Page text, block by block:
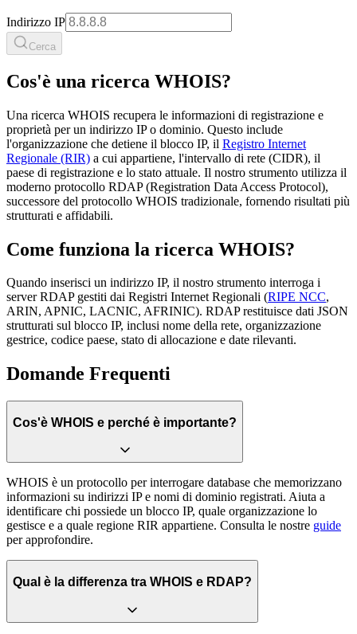
Indirizzo IP
Cerca
Cos'è una ricerca WHOIS?
Una ricerca WHOIS recupera le informazioni di registrazione e
proprietà per un indirizzo IP o dominio. Questo include
l'organizzazione che detiene il blocco IP, il Registro Internet
Regionale (RIR) a cui appartiene, l'intervallo di rete (CIDR), il
paese di registrazione e lo stato attuale. Il nostro strumento utilizza il
moderno protocollo RDAP (Registration Data Access Protocol),
successore del protocollo WHOIS tradizionale, fornendo risultati più
strutturati e affidabili.
Come funziona la ricerca WHOIS?
Quando inserisci un indirizzo IP, il nostro strumento interroga i
server RDAP gestiti dai Registri Internet Regionali (RIPE NCC,
ARIN, APNIC, LACNIC, AFRINIC). RDAP restituisce dati JSON
strutturati sul blocco IP, inclusi nome della rete, organizzazione
gestrice, codice paese, stato di allocazione e date rilevanti.
Domande Frequenti
Cos'è WHOIS e perché è importante?
WHOIS è un protocollo per interrogare database che memorizzano
informazioni su indirizzi IP e nomi di dominio registrati. Aiuta a
identificare chi possiede un blocco IP, quale organizzazione lo
gestisce e a quale regione RIR appartiene. Consulta le nostre guide
per approfondire.
Qual è la differenza tra WHOIS e RDAP?